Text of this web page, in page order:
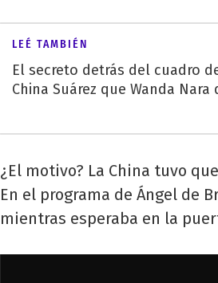
LEÉ TAMBIÉN
El secreto detrás del cuadro
China Suárez que Wanda
¿El motivo? La China tuvo
En el programa de Ángel de
mientras esperaba en la